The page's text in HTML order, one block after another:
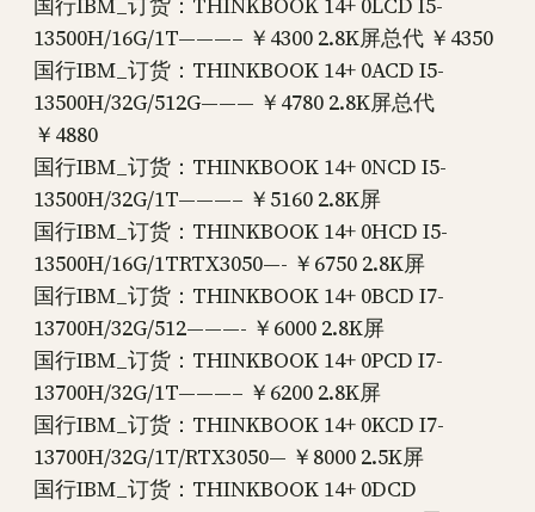
13500H/16G/1T———– ￥4300 2.8K屏总代 ￥4350
国行IBM_订货：THINKBOOK 14+ 0ACD I5-
13500H/32G/512G——— ￥4780 2.8K屏总代
￥4880
国行IBM_订货：THINKBOOK 14+ 0NCD I5-
13500H/32G/1T———– ￥5160 2.8K屏
国行IBM_订货：THINKBOOK 14+ 0HCD I5-
13500H/16G/1TRTX3050—- ￥6750 2.8K屏
国行IBM_订货：THINKBOOK 14+ 0BCD I7-
13700H/32G/512———- ￥6000 2.8K屏
国行IBM_订货：THINKBOOK 14+ 0PCD I7-
13700H/32G/1T———– ￥6200 2.8K屏
国行IBM_订货：THINKBOOK 14+ 0KCD I7-
13700H/32G/1T/RTX3050— ￥8000 2.5K屏
国行IBM_订货：THINKBOOK 14+ 0DCD